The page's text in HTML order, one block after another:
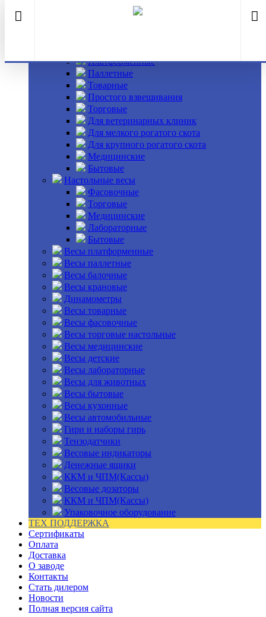
Платформенные
Паллетные
Товарные
Простого взвешивания
Торговые
Для ветеринарных клиник
Для мелкого рогатого скота
Для крупного рогатого скота
Медицинские
Бытовые
Настольные весы
Фасовочные
Торговые
Медицинские
Лабораторные
Бытовые
Весы платформенные
Весы паллетные
Весы балочные
Весы крановые
Динамометры
Весы товарные
Весы фасовочные
Весы торговые настольные
Весы медицинские
Весы детские
Весы лабораторные
Весы для животных
Весы бытовые
Весы кухонные
Весы автомобильные
Гири и наборы гирь
Тензодатчики
Весовые индикаторы
Денежные ящики
ККМ и ЧПМ(Кассы)
Весовые дозаторы
ККМ и ЧПМ(Кассы)
Упаковочное оборудование
ТЕХ ПОДДЕРЖКА
Сертификаты
Оплата
Доставка
О заводе
Контакты
Стать дилером
Новости
Полная версия сайта